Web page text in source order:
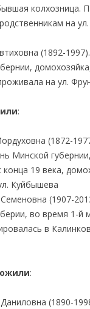
колхозница.
на
(1892-
на ул.
:
(1872-
Минской
конца 19 века,
Куйбышева
(1907-
во время 1-й
в
:
(1890-